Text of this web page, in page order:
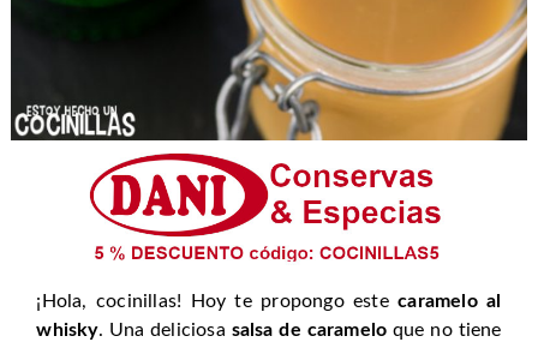
¡Hola, cocinillas! Hoy te propongo estecaramelo al
whisky. Una deliciosa salsa de caramelo que no tiene